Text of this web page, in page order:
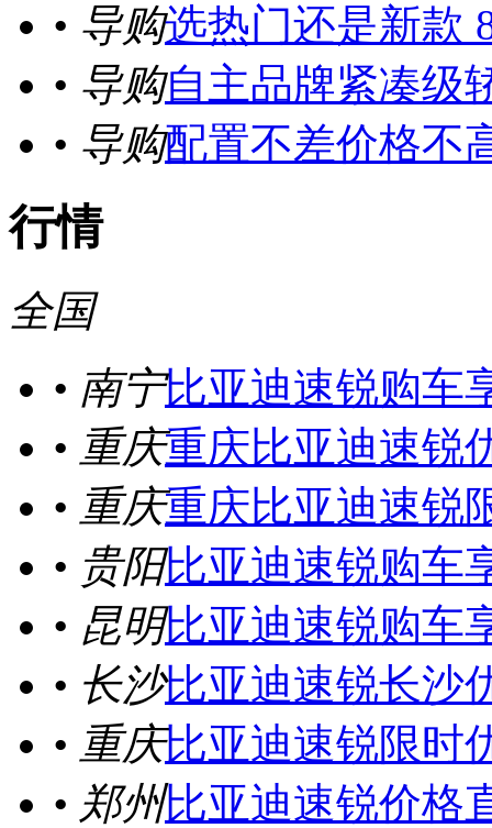
• 导购选热门还是新款
• 导购自主品牌紧凑
• 导购配置不差价格不
行情
全国
• 南宁比亚迪速锐购车
• 重庆重庆比亚迪速锐
• 重庆重庆比亚迪速锐
• 贵阳比亚迪速锐购车
• 昆明比亚迪速锐购车
• 长沙比亚迪速锐长沙
• 重庆比亚迪速锐限时
• 郑州比亚迪速锐价格